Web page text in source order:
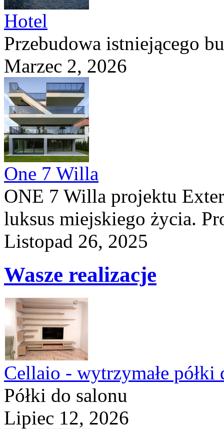
Hotel
Przebudowa istniejącego
Marzec 2, 2026
One 7 Willa
ONE 7 Willa projektu
luksus miejskiego życia.
Listopad 26, 2025
Wasze realizacje
Cellaio - wytrzymałe półki
Półki do salonu
Lipiec 12, 2026